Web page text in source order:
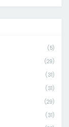
(5)
(29)
(31)
(31)
(29)
(31)